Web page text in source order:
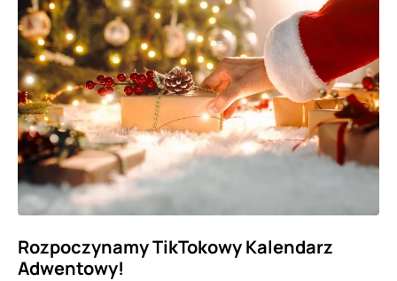
Rozpoczynamy TikTokowy Kalendarz
Adwentowy!